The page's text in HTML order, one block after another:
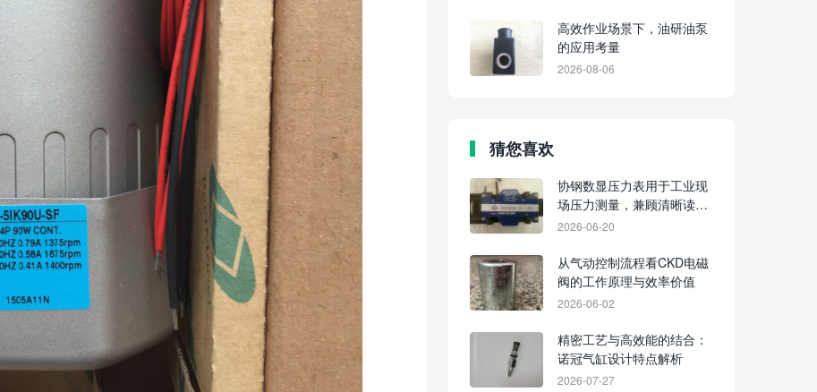
高效作业场景下，油研油泵
的应用考量
2026-08-06
猜您喜欢
协钢数显压力表用于工业现
场压力测量，兼顾清晰读数
与稳定监测
2026-06-20
从气动控制流程看CKD电磁
阀的工作原理与效率价值
2026-06-02
精密工艺与高效能的结合：
诺冠气缸设计特点解析
2026-07-27